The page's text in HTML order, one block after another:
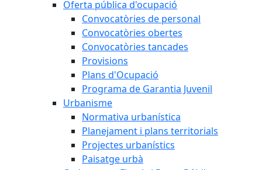
Oferta pública d'ocupació
Convocatòries de personal
Convocatòries obertes
Convocatòries tancades
Provisions
Plans d'Ocupació
Programa de Garantia Juvenil
Urbanisme
Normativa urbanística
Planejament i plans territorials
Projectes urbanístics
Paisatge urbà